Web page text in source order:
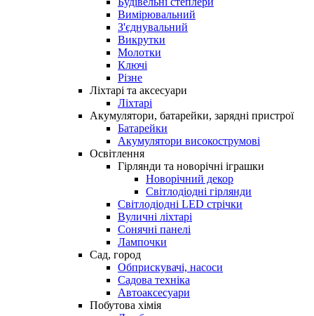
Вимірювальний
З'єднувальний
Викрутки
Молотки
Ключі
Різне
Ліхтарі та аксесуари
Ліхтарі
Акумулятори, батарейки, зарядні пристрої
Батарейки
Акумулятори високострумові
Освітлення
Гірлянди та новорічні іграшки
Новорічний декор
Світлодіодні гірлянди
Світлодіодні LED стрічки
Вуличні ліхтарі
Сонячні панелі
Лампочки
Сад, город
Обприскувачі, насоси
Садова техніка
Автоаксесуари
Побутова хімія